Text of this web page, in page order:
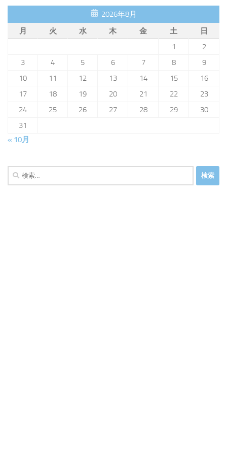
2026年8月
月
火 水 木 金 土
日
1
2
3
4 5 6 7 8
9
10
11 12 13 14 15
16
17
18 19 20 21 22
23
24
25 26 27 28 29
30
31
« 10月
検
索: